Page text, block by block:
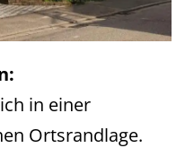
in einer
Ortsrandlage.